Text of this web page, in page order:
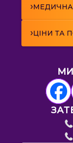
›
›ЦІНИ ТА